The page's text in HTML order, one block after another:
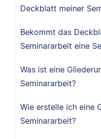
Deckblatt meiner
Bekommt das
Seminararbeit eine
Was ist eine
Seminararbeit?
Wie erstelle ich eine
Seminararbeit?